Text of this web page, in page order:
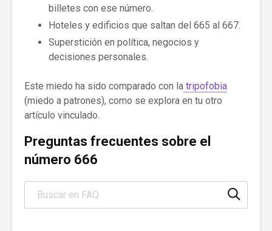
billetes con ese número.
Hoteles y edificios que saltan del 665 al 667.
Superstición en política, negocios y
decisiones personales.
Este miedo ha sido comparado con la tripofobia
(miedo a patrones), como se explora en tu otro
artículo vinculado.
Preguntas frecuentes sobre el
número 666
Search through FAQ items. Results will update as you type.